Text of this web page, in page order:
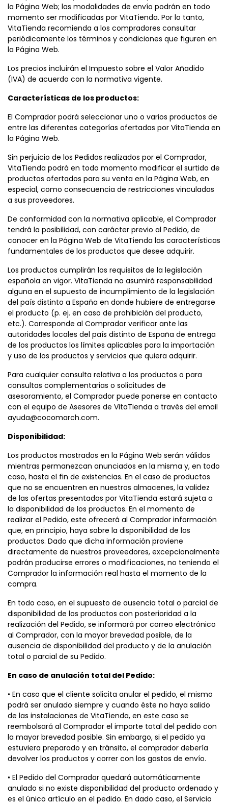
la Página Web; las modalidades de envío podrán en todo
momento ser modificadas por VitaTienda. Por lo tanto,
VitaTienda recomienda a los compradores consultar
periódicamente los términos y condiciones que figuren en
la Página Web.
Los precios incluirán el Impuesto sobre el Valor Añadido
(IVA) de acuerdo con la normativa vigente.
Características de los productos:
El Comprador podrá seleccionar uno o varios productos de
entre las diferentes categorías ofertadas por VitaTienda en
la Página Web.
Sin perjuicio de los Pedidos realizados por el Comprador,
VitaTienda podrá en todo momento modificar el surtido de
productos ofertados para su venta en la Página Web, en
especial, como consecuencia de restricciones vinculadas
a sus proveedores.
De conformidad con la normativa aplicable, el Comprador
tendrá la posibilidad, con carácter previo al Pedido, de
conocer en la Página Web de VitaTienda las características
fundamentales de los productos que desee adquirir.
Los productos cumplirán los requisitos de la legislación
española en vigor. VitaTienda no asumirá responsabilidad
alguna en el supuesto de incumplimiento de la legislación
del país distinto a España en donde hubiere de entregarse
el producto (p. ej. en caso de prohibición del producto,
etc.). Corresponde al Comprador verificar ante las
autoridades locales del país distinto de España de entrega
de los productos los límites aplicables para la importación
y uso de los productos y servicios que quiera adquirir.
Para cualquier consulta relativa a los productos o para
consultas complementarias o solicitudes de
asesoramiento, el Comprador puede ponerse en contacto
con el equipo de Asesores de VitaTienda a través del email
ayuda@cocomarch.com.
Disponibilidad:
Los productos mostrados en la Página Web serán válidos
mientras permanezcan anunciados en la misma y, en todo
caso, hasta el fin de existencias. En el caso de productos
que no se encuentren en nuestros almacenes, la validez
de las ofertas presentadas por VitaTienda estará sujeta a
la disponibilidad de los productos. En el momento de
realizar el Pedido, este ofrecerá al Comprador información
que, en principio, haya sobre la disponibilidad de los
productos. Dado que dicha información proviene
directamente de nuestros proveedores, excepcionalmente
podrán producirse errores o modificaciones, no teniendo el
Comprador la información real hasta el momento de la
compra.
En todo caso, en el supuesto de ausencia total o parcial de
disponibilidad de los productos con posterioridad a la
realización del Pedido, se informará por correo electrónico
al Comprador, con la mayor brevedad posible, de la
ausencia de disponibilidad del producto y de la anulación
total o parcial de su Pedido.
En caso de anulación total del Pedido:
• En caso que el cliente solicita anular el pedido, el mismo
podrá ser anulado siempre y cuando éste no haya salido
de las instalaciones de VitaTienda, en este caso se
reembolsará al Comprador el importe total del pedido con
la mayor brevedad posible. Sin embargo, si el pedido ya
estuviera preparado y en tránsito, el comprador debería
devolver los productos y correr con los gastos de envío.
• El Pedido del Comprador quedará automáticamente
anulado si no existe disponibilidad del producto ordenado y
es el único artículo en el pedido. En dado caso, el Servicio